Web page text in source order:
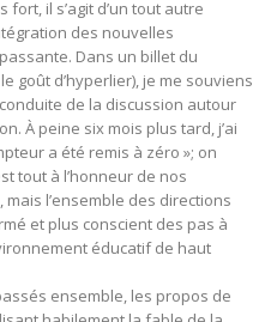
il s’agit d’un tout autre
des nouvelles
Dans un billet du
goût d’hyperlier), je me souviens
de la discussion autour
À peine six mois plus tard, j’ai
a été remis à zéro »; on
tout à l’honneur de nos
l’ensemble des directions
et plus conscient des pas à
éducatif de haut
ensemble, les propos de